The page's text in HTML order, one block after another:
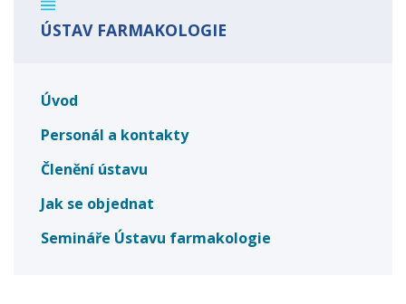
ÚSTAV FARMAKOLOGIE
Úvod
Personál a kontakty
Členění ústavu
Jak se objednat
Semináře Ústavu farmakologie